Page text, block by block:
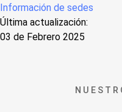
Información de sedes
Última actualización:
03 de Febrero 2025